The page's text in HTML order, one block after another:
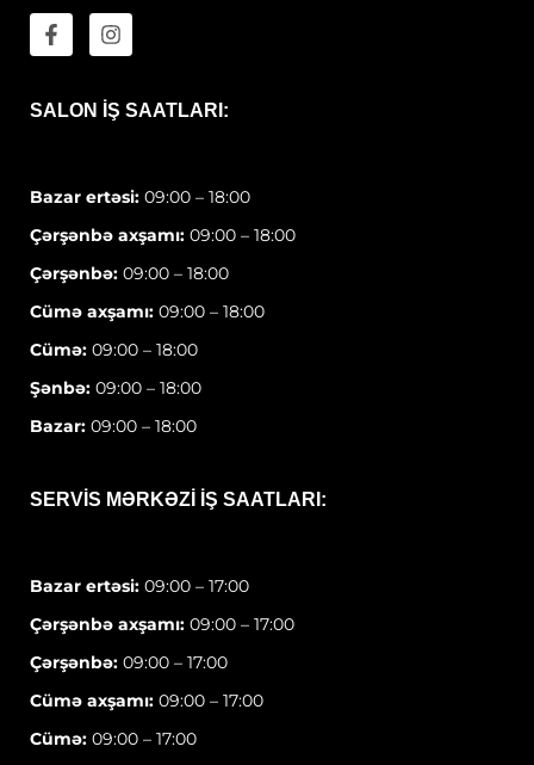
SALON IŞ SAATLARI:
Bazar ertəsi: 09:00 – 18:00
Çərşənbə axşamı: 09:00 – 18:00
Çərşənbə: 09:00 – 18:00
Cümə axşamı: 09:00 – 18:00
Cümə: 09:00 – 18:00
Şənbə: 09:00 – 18:00
Bazar: 09:00 – 18:00
SERVIS MƏRKƏZI IŞ SAATLARI:
Bazar ertəsi: 09:00 – 17:00
Çərşənbə axşamı: 09:00 – 17:00
Çərşənbə: 09:00 – 17:00
Cümə axşamı: 09:00 – 17:00
Cümə: 09:00 – 17:00